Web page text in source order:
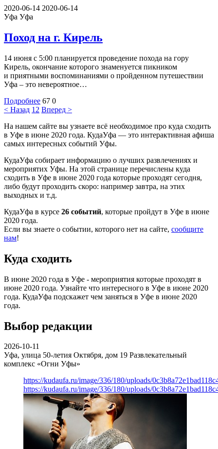
2020-06-14 2020-06-14
Уфа Уфа
Поход на г. Кирель
14 июня с 5:00 планируется проведение похода на гору
Кирель, окончание которого знаменуется пикником
и приятными воспоминаниями о пройденном путешествии
Уфа – это невероятное…
Подробнее 67 0
< Назад 1 2 Вперед >
На нашем сайте вы узнаете всё необходимое про куда сходить
в Уфе в июне 2020 года. КудаУфа — это интерактивная афиша
самых интересных событий Уфы.
КудаУфа собирает информацию о лучших развлечениях и
мероприятих Уфы. На этой странице перечислены куда
сходить в Уфе в июне 2020 года которые проходят сегодня,
либо будут проходить скоро: например завтра, на этих
выходных и т.д.
КудаУфа в курсе 26 событий, которые пройдут в Уфе в июне
2020 года.
Если вы знаете о событии, которого нет на сайте, сообщите
нам!
Куда сходить
В июне 2020 года в Уфе - мероприятия которые проходят в
июне 2020 года. Узнайте что интересного в Уфе в июне 2020
года. КудаУфа подскажет чем заняться в Уфе в июне 2020
года.
Выбор редакции
2026-10-11
Уфа, улица 50-летия Октября, дом 19 Развлекательный
комплекс «Огни Уфы»
https://kudaufa.ru/image/336/180/uploads/
https://kudaufa.ru/image/336/180/uploads/